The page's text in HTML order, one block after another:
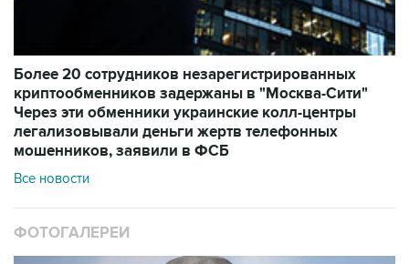
Более 20 сотрудников незарегистрированных
криптообменников задержаны в "Москва-Сити"
Через эти обменники украинские колл-центры
легализовывали деньги жертв телефонных
мошенников, заявили в ФСБ
Все новости
ФОТОГАЛЕРЕИ